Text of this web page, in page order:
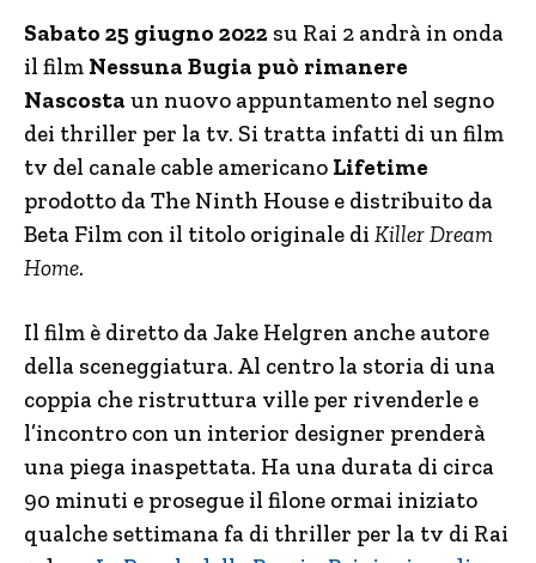
Sabato 25 giugno 2022 su Rai 2 andrà in onda
il film Nessuna Bugia può rimanere
Nascosta un nuovo appuntamento nel segno
dei thriller per la tv. Si tratta infatti di un film
tv del canale cable americano Lifetime
prodotto da The Ninth House e distribuito da
Beta Film con il titolo originale di Killer Dream
Home.
Il film è diretto da Jake Helgren anche autore
della sceneggiatura. Al centro la storia di una
coppia che ristruttura ville per rivenderle e
l’incontro con un interior designer prenderà
una piega inaspettata. Ha una durata di circa
90 minuti e prosegue il filone ormai iniziato
qualche settimana fa di thriller per la tv di Rai